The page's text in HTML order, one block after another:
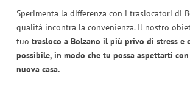
Sperimenta la differenza con i traslocatori di
qualità incontra la convenienza. Il nostro
tuo trasloco a Bolzano il più privo di stress e
possibile, in modo che tu possa aspettarti
nuova casa.